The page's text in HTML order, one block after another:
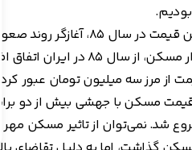
افزایش سنگین قیمت
شد. نمی‌توان از تاثیر مسکن مهر